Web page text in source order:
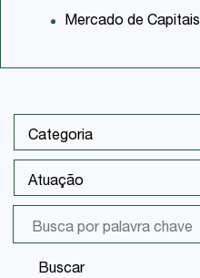
Mercado de Capitais
Buscar